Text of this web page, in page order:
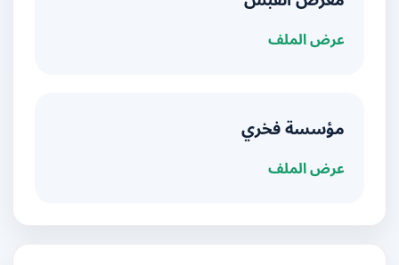
عرض الملف
مؤسسة فخري
عرض الملف